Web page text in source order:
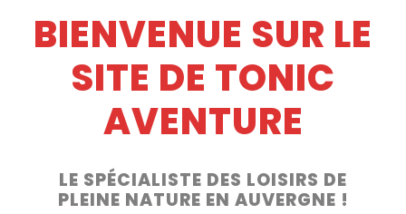
BIENVENUE SUR LE
SITE DE TONIC
AVENTURE
LE SPÉCIALISTE DES LOISIRS DE
PLEINE NATURE EN AUVERGNE !